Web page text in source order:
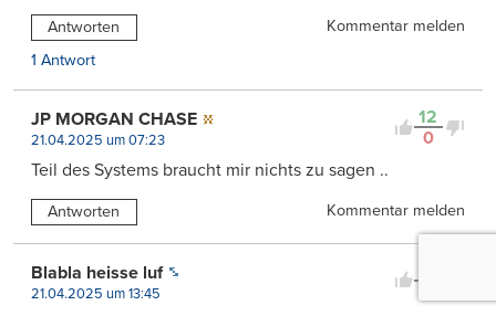
Antworten
Kommentar melden
1 Antwort
12
0
JP MORGAN CHASE
21.04.2025 um 07:23
Teil des Systems braucht mir nichts zu sagen ..
Antworten Kommentar melden
Blabla heisse luf
21.04.2025 um 13:45